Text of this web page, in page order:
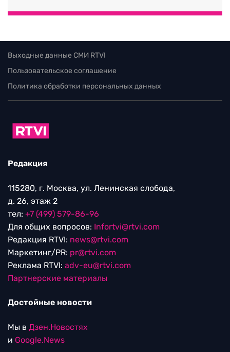
Выходные данные СМИ RTVI
Пользовательское соглашение
Политика обработки персональных данных
Редакция
115280, г. Москва, ул. Ленинская слобода,
д. 26, этаж 2
тел: +7 (499) 579-86-96
Для общих вопросов: Infortvi@rtvi.com
Редакция RTVI: news@rtvi.com
Маркетинг/PR: pr@rtvi.com
Реклама RTVI: adv-eu@rtvi.com
Партнерские материалы
Достойные новости
Мы в Дзен.Новостях
и Google.News